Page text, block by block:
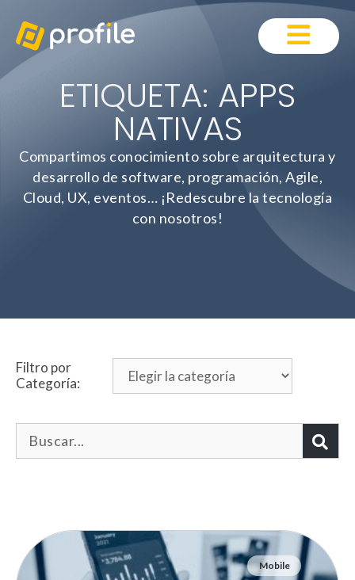
ETIQUETA: APPS
NATIVAS
Compartimos conocimiento sobre arquitectura y
desarrollo de software, programación, Agile,
Cloud, UX, eventos… ¡Redescubre la tecnología
con nosotros!
Filtro por
Categoría:
Mobile